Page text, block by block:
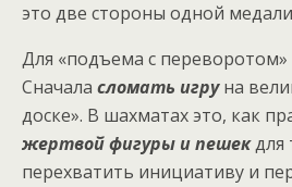
это две стороны одной медали
Для «подъема с
Сначала сломать игруна
доске». В шахматах это, как
жертвой фигуры и пешекдля
перехватить инициативу и